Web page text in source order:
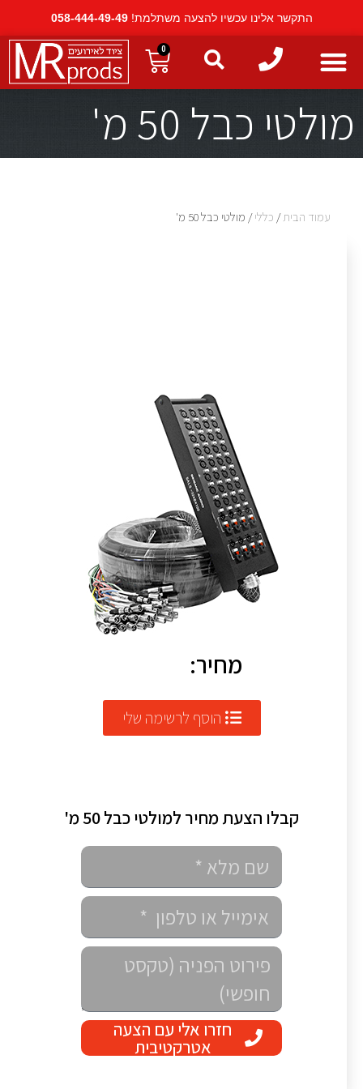
התקשר אלינו עכשיו להצעה משתלמת!058-444-49-49
0
מולטי כבל 50 מ'
מחיר:
הוסף לרשימה שלי
קבלו הצעת מחיר למולטי כבל 50 מ'
חזרו אלי עם הצעה
אטרקטיבית
עמוד הבית/ כללי/ מולטי כבל 50 מ'